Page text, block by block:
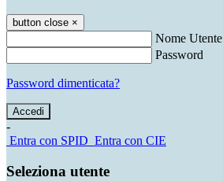
button close ×
Nome Utente
Password
Password dimenticata?
-
Entra con SPID Entra con CIE
Seleziona utente